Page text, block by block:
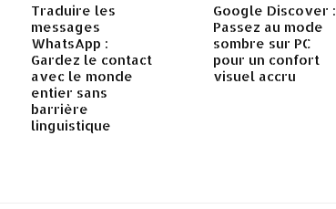
Traduire les
messages
WhatsApp :
Gardez le contact
avec le monde
entier sans
barrière
linguistique
Google Discover :
Passez au mode
sombre sur PC
pour un confort
visuel accru